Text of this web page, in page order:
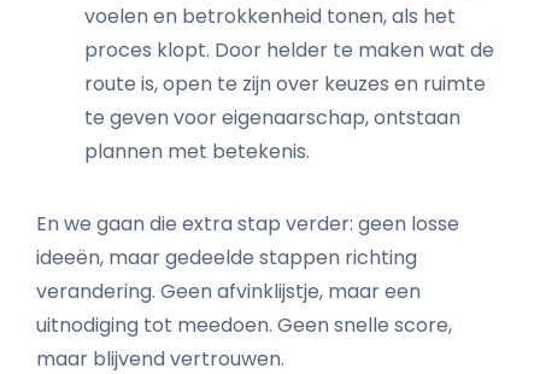
voelen en betrokkenheid tonen, als het
proces klopt. Door helder te maken wat de
route is, open te zijn over keuzes en ruimte
te geven voor eigenaarschap, ontstaan
plannen met betekenis.
En we gaan die extra stap verder: geen losse
ideeën, maar gedeelde stappen richting
verandering. Geen afvinklijstje, maar een
uitnodiging tot meedoen. Geen snelle score,
maar blijvend vertrouwen.